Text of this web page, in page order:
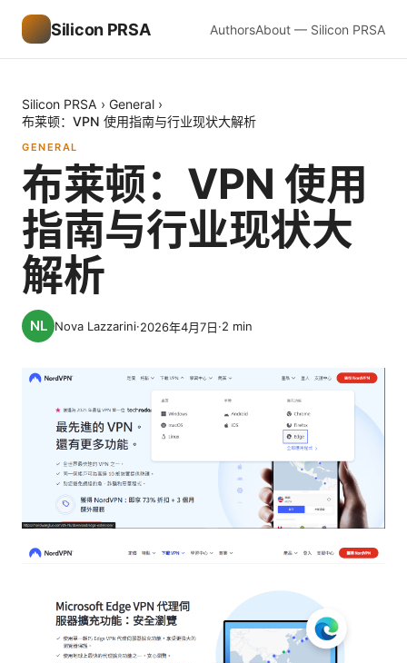
Silicon PRSA AuthorsAbout — Silicon PRSA
Silicon PRSA › General ›
布莱顿：VPN 使用指南与行业现状大解析
GENERAL
布莱顿：VPN 使用
指南与行业现状大
解析
Nova Lazzarini·2026年4月7日·2 min